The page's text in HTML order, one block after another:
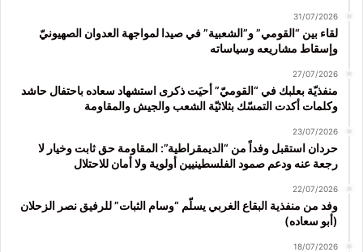
31/07/2026
لقاء بين “القومي” و”الشعبية” في صيدا لمواجهة العدوان الصهيونيّ
وإسقاط مشاريعه وسياساته
27/07/2026
منفذيّة بعلبك في “القوميّ” أحيَت ذكرى استشهاد سعاده باحتفال حاشد
وكلمات أكدت التمسّك بثلاثيّة الشعب والجيش والمقاومة
23/07/2026
حردان استقبل وفداً من “الديمقراطية”: المقاومة حق ثابت وخيار لا
رجعة عنه ودعم صمود الفلسطينيين أولوية ولا أمان للاحتلال
22/07/2026
وفد من منفذية البقاع الغربي يسلّم “وسام الثبات” للرفيق نصر الزحلان
(أبو سعاده)
18/07/2026